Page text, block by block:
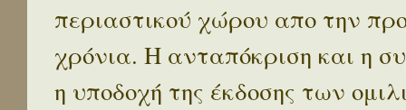
περιαστικού χώρου απο την
χρόνια. Η ανταπόκριση και η
η υποδοχή της έκδοσης των